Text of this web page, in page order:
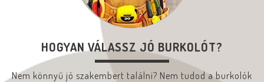
HOGYAN VÁLASSZ JÓ BURKOLÓT?
Nem könnyű jó szakembert találni? Nem tudod a burkolók